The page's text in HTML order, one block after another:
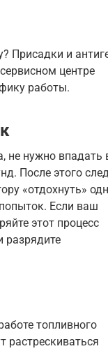
Присадки и
центре
работы.
не нужно впадать
После этого
«отдохнуть»
Если ваш
этот процесс
разрядите
топливного
растрескиваться